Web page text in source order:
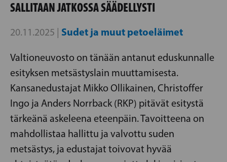
SALLITAAN JATKOSSA SÄÄDELLYSTI
20.11.2025 | Sudet ja muut petoeläimet
Valtioneuvosto on tänään antanut eduskunnalle
esityksen metsästyslain muuttamisesta.
Kansanedustajat Mikko Ollikainen, Christoffer
Ingo ja Anders Norrback (RKP) pitävät esitystä
tärkeänä askeleena eteenpäin. Tavoitteena on
mahdollistaa hallittu ja valvottu suden
metsästys, ja edustajat toivovat hyvää